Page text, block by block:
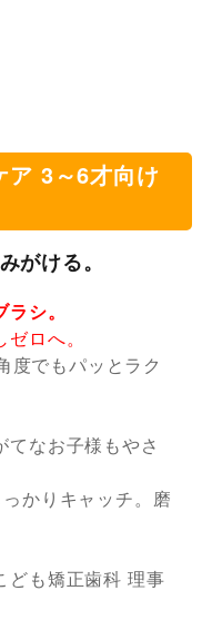
3～6才向け
がける。
シ。
ロへ。
度でもパッとラク
てなお子様もやさ
かりキャッチ。磨
も矯正歯科 理事